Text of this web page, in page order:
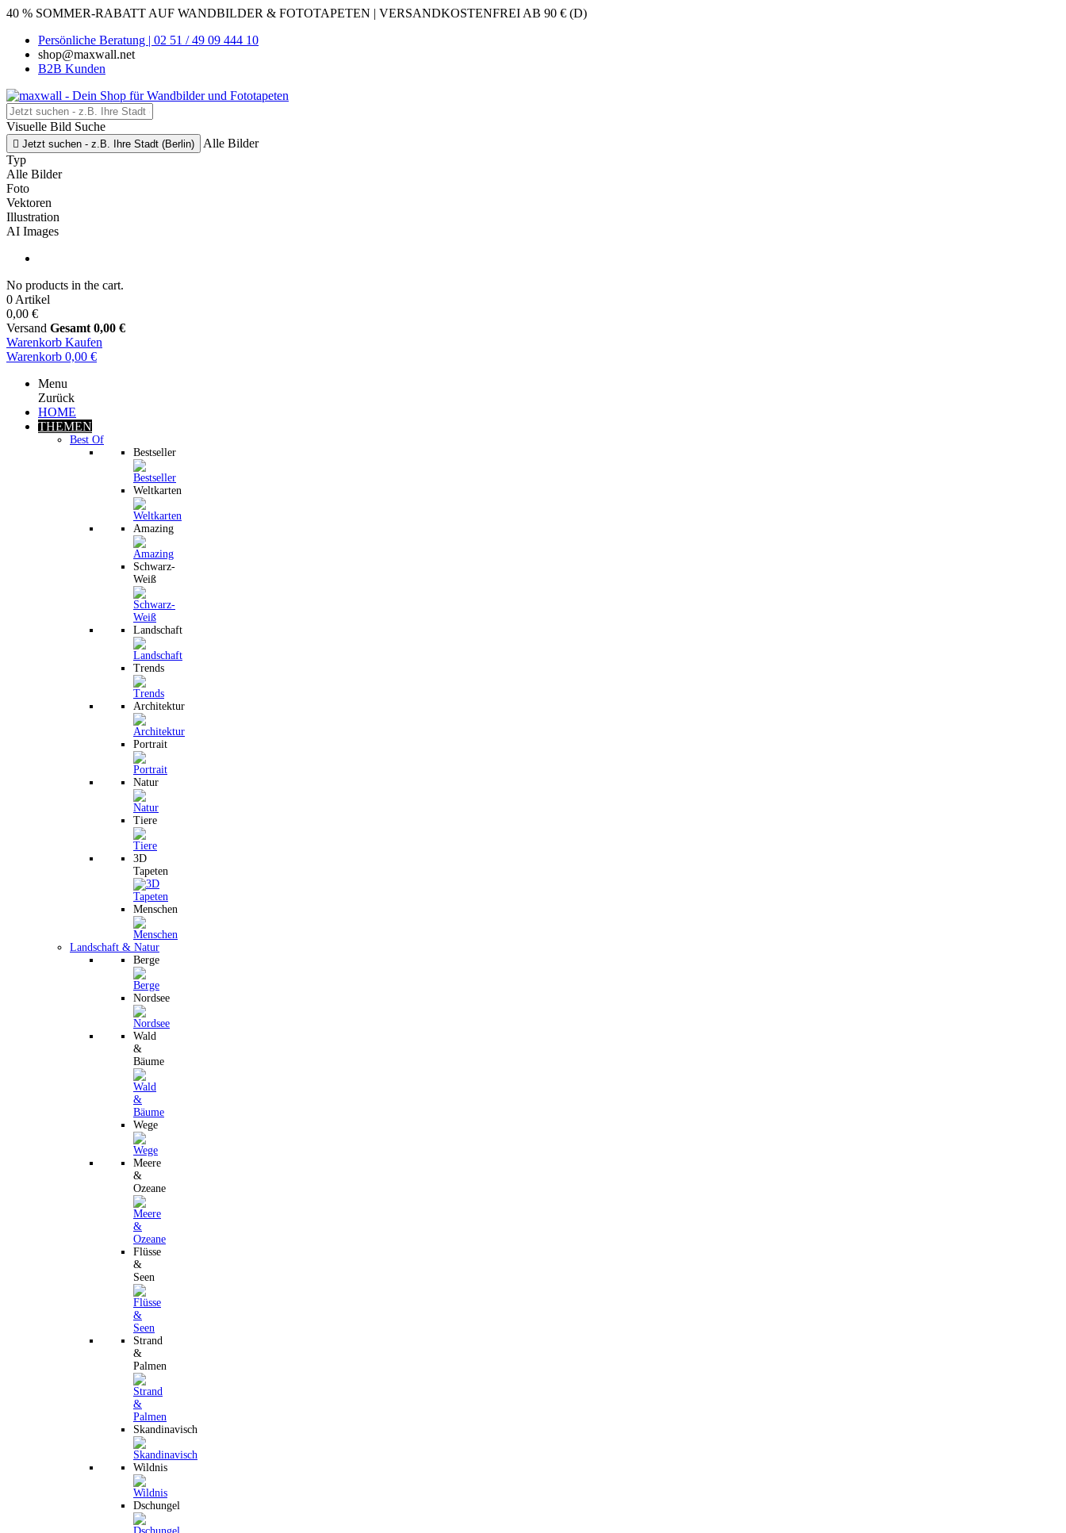
40 % SOMMER-RABATT AUF WANDBILDER & FOTOTAPETEN | VERSANDKOSTENFREI AB 90 € (D)
Persönliche Beratung | 02 51 / 49 09 444 10
shop@maxwall.net
B2B Kunden
Visuelle Bild Suche
 Jetzt suchen - z.B. Ihre Stadt (Berlin)
Alle Bilder
Typ
Alle Bilder
Foto
Vektoren
Illustration
AI Images
No products in the cart.
0 Artikel
0,00 €
Versand Gesamt 0,00 €
Warenkorb Kaufen
Warenkorb 0,00 €
Menu
Zurück
HOME
THEMEN
Best Of
Bestseller
Weltkarten
Amazing
Schwarz-
Weiß
Landschaft
Trends
Architektur
Portrait
Natur
Tiere
3D
Tapeten
Menschen
Landschaft & Natur
Berge
Nordsee
Wald
&
Bäume
Wege
Meere
&
Ozeane
Flüsse
&
Seen
Strand
&
Palmen
Skandinavisch
Wildnis
Dschungel